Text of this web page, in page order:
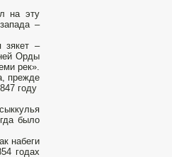
на эту
–
зякет –
Орды
рек».
прежде
году
было
набеги
годах